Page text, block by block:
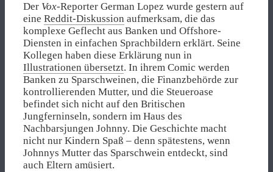
Der Vox-Reporter German Lopez wurde gestern auf
eine Reddit-Diskussion aufmerksam, die das
komplexe Geflecht aus Banken und Offshore-
Diensten in einfachen Sprachbildern erklärt. Seine
Kollegen haben diese Erklärung nun in
Illustrationen übersetzt. In ihrem Comic werden
Banken zu Sparschweinen, die Finanzbehörde zur
kontrollierenden Mutter, und die Steueroase
befindet sich nicht auf den Britischen
Jungferninseln, sondern im Haus des
Nachbarsjungen Johnny. Die Geschichte macht
nicht nur Kindern Spaß – denn spätestens, wenn
Johnnys Mutter das Sparschwein entdeckt, sind
auch Eltern amüsiert.